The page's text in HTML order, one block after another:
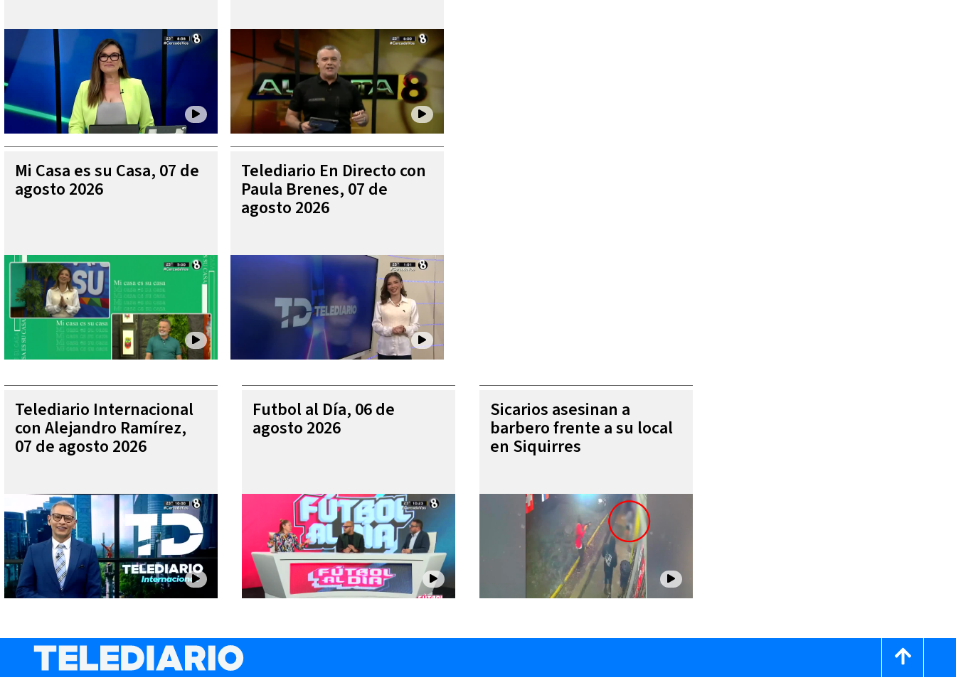
Mi Casa es su Casa, 07 de
agosto 2026
Telediario En Directo con
Paula Brenes, 07 de
agosto 2026
Telediario Internacional
con Alejandro Ramírez,
07 de agosto 2026
Futbol al Día, 06 de
agosto 2026
Sicarios asesinan a
barbero frente a su local
en Siquirres